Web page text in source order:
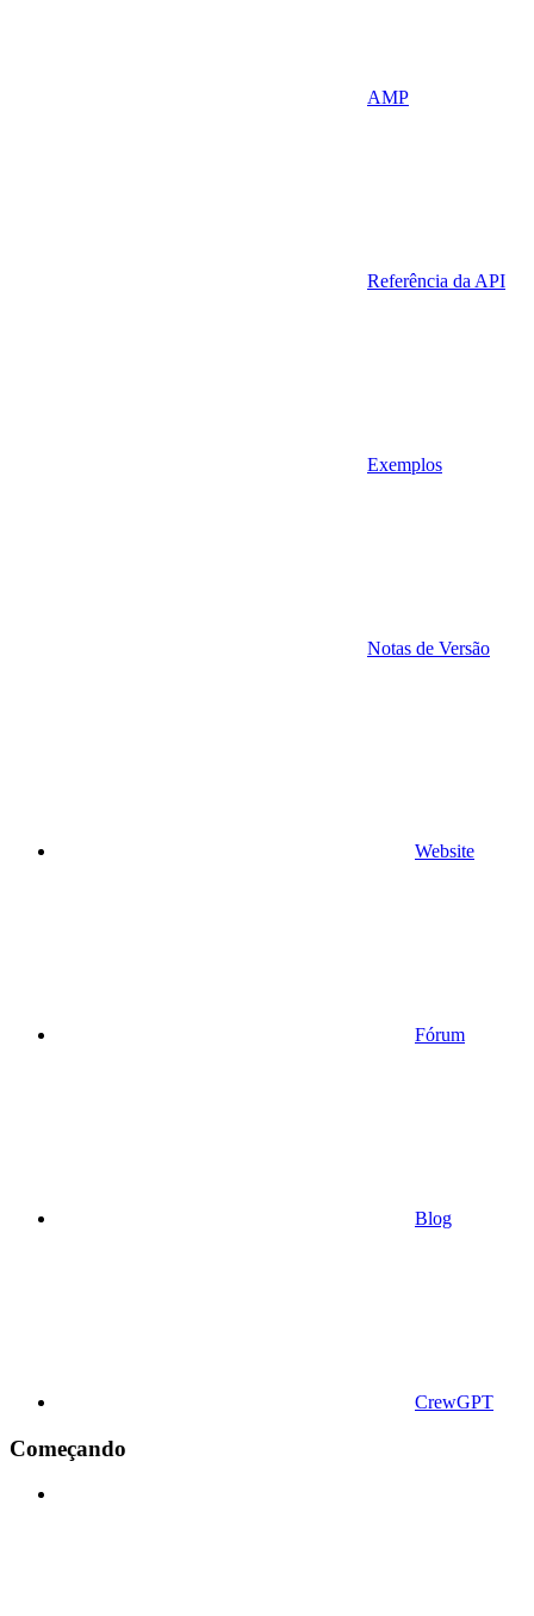
AMP
Referência da API
Exemplos
Notas de Versão
Website
Fórum
Blog
CrewGPT
Começando